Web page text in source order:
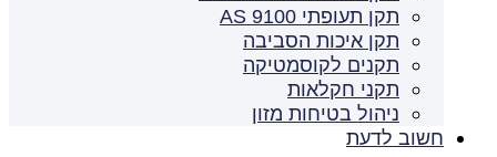
תקן תעופתי AS 9100
תקן איכות הסביבה
תקנים לקוסמטיקה
תקני חקלאות
ניהול בטיחות מזון
חשוב לדעת